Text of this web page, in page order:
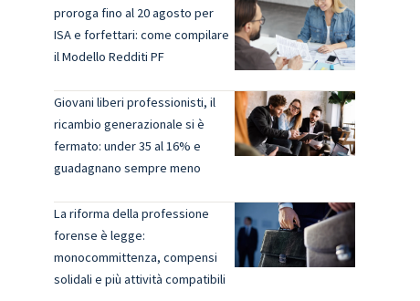
proroga fino al 20 agosto per
ISA e forfettari: come compilare
il Modello Redditi PF
Giovani liberi professionisti, il
ricambio generazionale si è
fermato: under 35 al 16% e
guadagnano sempre meno
La riforma della professione
forense è legge:
monocommittenza, compensi
solidali e più attività compatibili